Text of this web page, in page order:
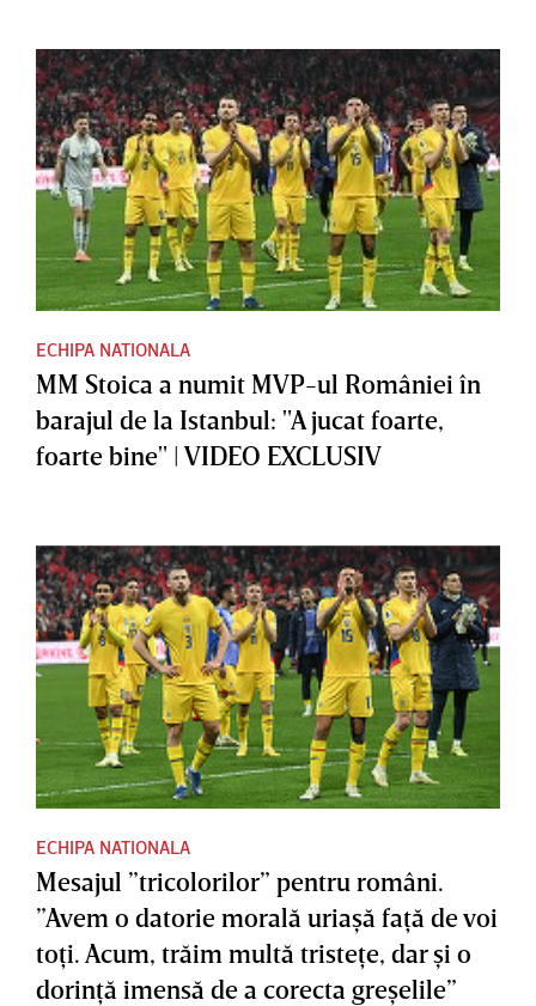
ECHIPA NATIONALA
MM Stoica a numit MVP-ul României în
barajul de la Istanbul: "A jucat foarte,
foarte bine" | VIDEO EXCLUSIV
ECHIPA NATIONALA
Mesajul ”tricolorilor” pentru români.
”Avem o datorie morală uriaşă faţă de voi
toţi. Acum, trăim multă tristeţe, dar şi o
dorinţă imensă de a corecta greşelile”